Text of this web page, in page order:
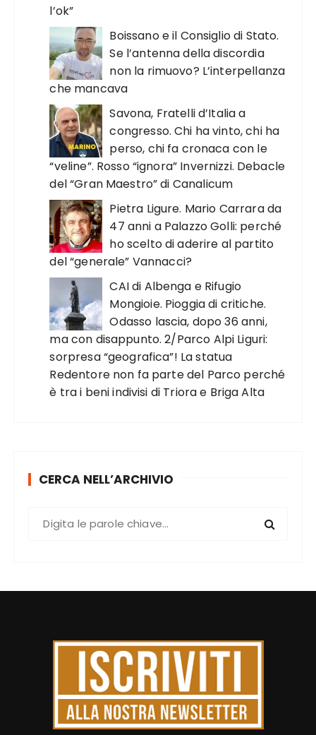
l’ok”
Boissano e il Consiglio di Stato.
Se l’antenna della discordia
non la rimuovo? L’interpellanza
che mancava
Savona, Fratelli d’Italia a
congresso. Chi ha vinto, chi ha
perso, chi fa cronaca con le
“veline”. Rosso “ignora” Invernizzi. Debacle
del “Gran Maestro” di Canalicum
Pietra Ligure. Mario Carrara da
47 anni a Palazzo Golli: perché
ho scelto di aderire al partito
del “generale” Vannacci?
CAI di Albenga e Rifugio
Mongioie. Pioggia di critiche.
Odasso lascia, dopo 36 anni,
ma con disappunto. 2/Parco Alpi Liguri:
sorpresa “geografica”! La statua
Redentore non fa parte del Parco perché
è tra i beni indivisi di Triora e Briga Alta
CERCA NELL’ARCHIVIO